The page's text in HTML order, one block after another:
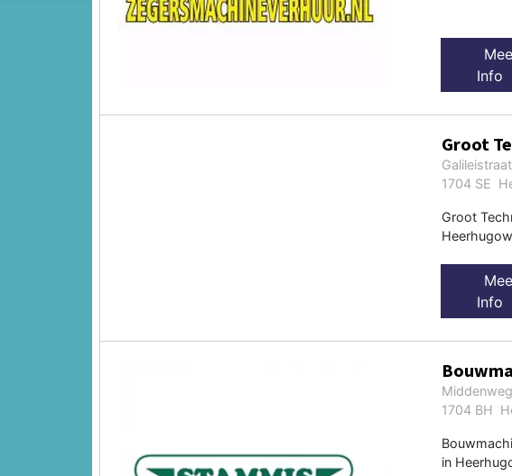
Info
Groot
1704 SE
Groot
Info
1704 BH
in